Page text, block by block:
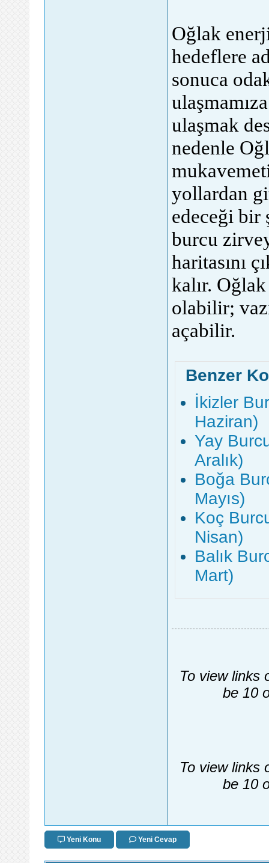
Oğlak
hedeflere
sonuca
ulaşmak
nedenle
yollardan
edeceği bir
burcu
haritasını
kalır.
olabilir;
açabilir.
Benzer
İkizler
Haziran)
Yay
Aralık)
Boğa
Mayıs)
Koç
Nisan)
Balık
Mart)
To view links
be 10
To view links
be 10
Yeni Konu Yeni Cevap